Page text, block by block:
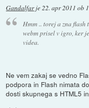
Gandalfarje22. apr 2011 ob
Hmm .. torej a zna flash
webm prisel v igro, ker
videa.
Ne vem zakaj se vedno
podpora in Flash nimata
dosti skupnega s HTML5